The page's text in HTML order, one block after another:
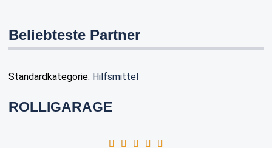
Beliebteste Partner
Standardkategorie: Hilfsmittel
ROLLIGARAGE